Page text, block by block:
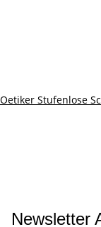
Oetiker Stufenlose
Newsletter